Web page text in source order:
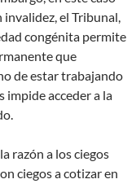
el Tribunal,
congénita permite
que
de estar trabajando
impide acceder a la
razón a los ciegos
ciegos a cotizar en